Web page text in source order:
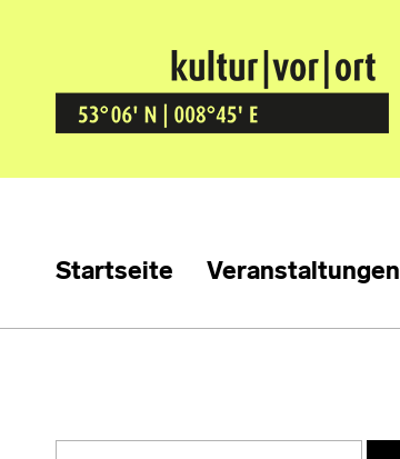
Kultur Vor Ort
BREMEN GRÖPELINGEN
Startseite Veranstaltungen